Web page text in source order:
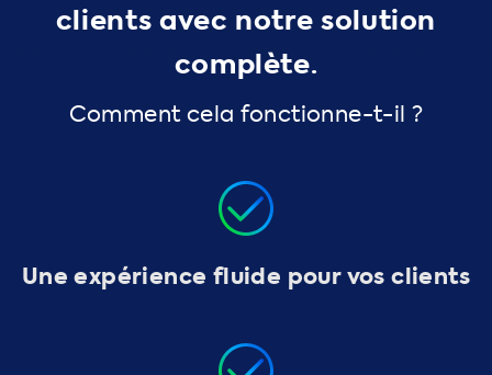
clients avec notre solution
complète.
Comment cela fonctionne-t-il ?
Une expérience fluide pour vos clients